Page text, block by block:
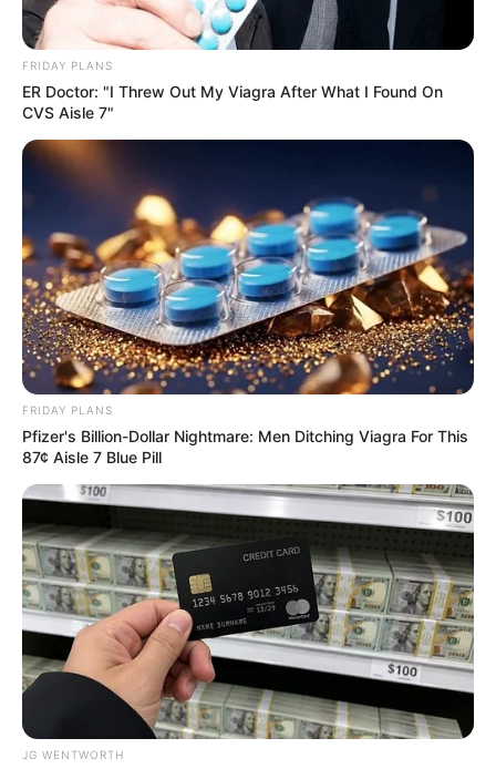
4x Stronger Than Viagra! This To Perform Better
Men Over 40 Are Instantly Ditching Prescription Pills
For These 4x Stronger Pills
MEDVI
FRIDAY PLANS
ER Doctor: "I Threw Out My Viagra After What I Found On
CVS Aisle 7"
FRIDAY PLANS
Pfizer's Billion-Dollar Nightmare: Men Ditching Viagra For This
87¢ Aisle 7 Blue Pill
JG WENTWORTH